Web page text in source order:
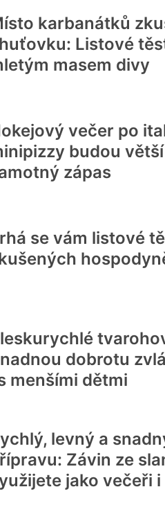
karbanátků
Listové
masem divy
večer po
budou
zápas
se vám listové
dobrotu
menšími dětmi
levný a
Závin ze
jako večeři